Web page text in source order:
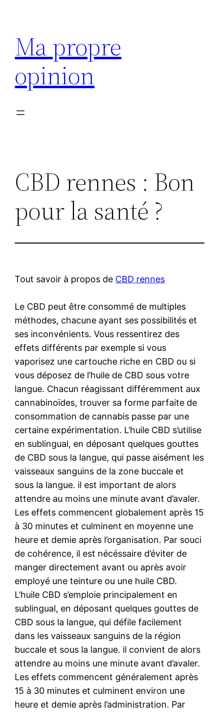
contenu
Ma propre
opinion
CBD rennes : Bon
pour la santé ?
Tout savoir à propos de CBD rennes
Le CBD peut être consommé de multiples
méthodes, chacune ayant ses possibilités et
ses inconvénients. Vous ressentirez des
effets différents par exemple si vous
vaporisez une cartouche riche en CBD ou si
vous déposez de l’huile de CBD sous votre
langue. Chacun réagissant différemment aux
cannabinoïdes, trouver sa forme parfaite de
consommation de cannabis passe par une
certaine expérimentation. L’huile CBD s’utilise
en sublingual, en déposant quelques gouttes
de CBD sous la langue, qui passe aisément les
vaisseaux sanguins de la zone buccale et
sous la langue. il est important de alors
attendre au moins une minute avant d’avaler.
Les effets commencent globalement après 15
à 30 minutes et culminent en moyenne une
heure et demie après l’organisation. Par souci
de cohérence, il est nécéssaire d’éviter de
manger directement avant ou après avoir
employé une teinture ou une huile CBD.
L’huile CBD s’emploie principalement en
sublingual, en déposant quelques gouttes de
CBD sous la langue, qui défile facilement
dans les vaisseaux sanguins de la région
buccale et sous la langue. il convient de alors
attendre au moins une minute avant d’avaler.
Les effets commencent généralement après
15 à 30 minutes et culminent environ une
heure et demie après l’administration. Par